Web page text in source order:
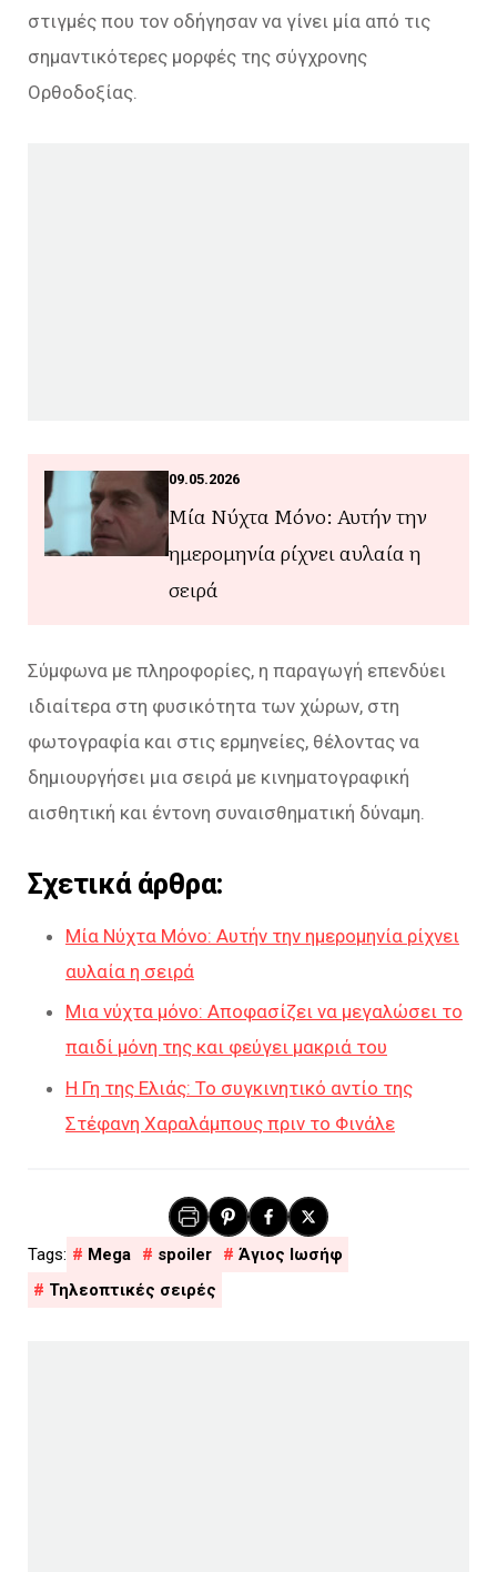
στιγμές που τον οδήγησαν να γίνει μία από τις
σημαντικότερες μορφές της σύγχρονης
Ορθοδοξίας.
09.05.2026
Μία Νύχτα Μόνο: Αυτήν την
ημερομηνία ρίχνει αυλαία η
σειρά
Σύμφωνα με πληροφορίες, η παραγωγή επενδύει
ιδιαίτερα στη φυσικότητα των χώρων, στη
φωτογραφία και στις ερμηνείες, θέλοντας να
δημιουργήσει μια σειρά με κινηματογραφική
αισθητική και έντονη συναισθηματική δύναμη.
Σχετικά άρθρα:
Μία Νύχτα Μόνο: Αυτήν την ημερομηνία ρίχνει
αυλαία η σειρά
Μια νύχτα μόνο: Αποφασίζει να μεγαλώσει το
παιδί μόνη της και φεύγει μακριά του
Η Γη της Ελιάς: Το συγκινητικό αντίο της
Στέφανη Χαραλάμπους πριν το Φινάλε
Mega spoiler
Άγιος Ιωσήφ
Τηλεοπτικές σειρές